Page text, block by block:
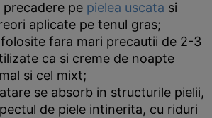
pe pielea uscata si
aplicate pe tenul gras;
fara mari precautii de 2-3
ca si creme de noapte
si cel mixt;
se absorb in structurile pielii,
de piele intinerita, cu riduri